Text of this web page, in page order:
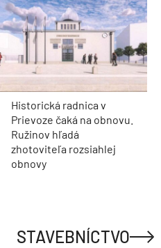
Historická radnica v
Prievoze čaká na obnovu.
Ružinov hľadá
zhotoviteľa rozsiahlej
obnovy
STAVEBNÍCTVO